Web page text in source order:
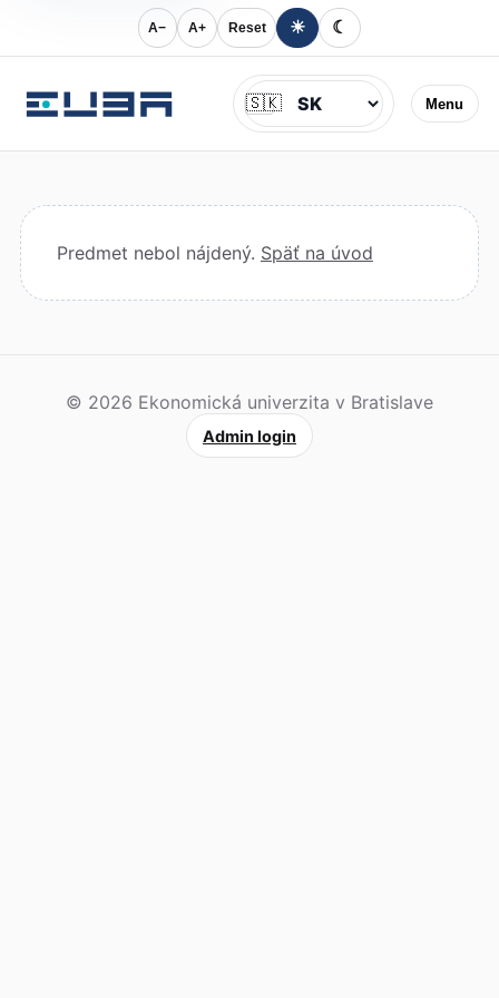
A− A+ Reset ☀ ☾
Menu
Jazyk
🇸🇰
Predmet nebol nájdený. Späť na úvod
© 2026 Ekonomická univerzita v Bratislave
Admin login